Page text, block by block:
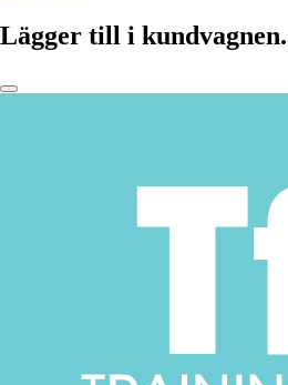
Lägger till i